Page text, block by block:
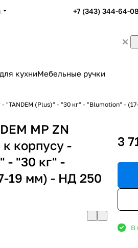
+7 (343) 344-64-08
кухниМебельные ручки
- "TANDEM (Plus)" - "30 кг" - "Blumotion" -
MP ZN
корпусу -
- "30 кг" -
19 мм) - НД 250
3
В